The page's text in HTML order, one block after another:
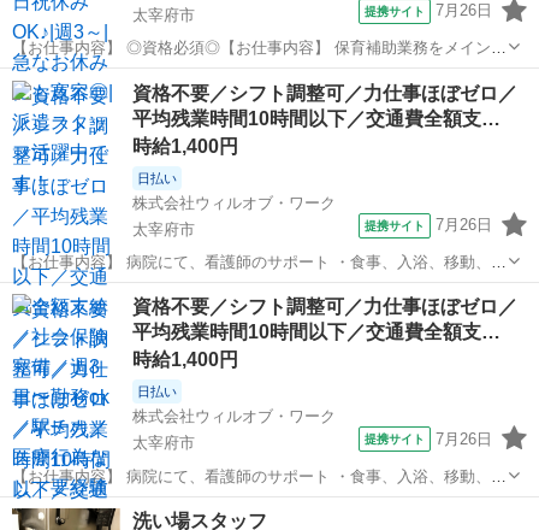
太宰府市
提携サイト 7月26日
【お仕事内容】 ◎資格必須◎【お仕事内容】 保育補助業務をメインで
お願いします！ ・食事、トイレ介助 ・連絡帳記入（慣れてからでも
OK〇） ・そうじ 【勤務時間・日数】 ・8:00～17:00 ・8:30～17:30
・9...
福岡 太宰府市 保育士
資格不要／シフト調整可／力仕事ほぼゼロ／
平均残業時間10時間以下／交通費全額支…
時給1,400円
日払い
株式会社ウィルオブ・ワーク
太宰府市
提携サイト 7月26日
【お仕事内容】 病院にて、看護師のサポート ・食事、入浴、移動、排
泄などの身体介助 ・病室のシーツ交換、清掃、環境整備 ・事務作業の
補助業務 ・伝票やカルテの運搬 ・備品、器具の確認 など 「できるか
不安・・・」 という方...
福岡 太宰府市 その他
資格不要／シフト調整可／力仕事ほぼゼロ／
平均残業時間10時間以下／交通費全額支…
時給1,400円
日払い
株式会社ウィルオブ・ワーク
太宰府市
提携サイト 7月26日
【お仕事内容】 病院にて、看護師のサポート ・食事、入浴、移動、排
泄などの身体介助 ・病室のシーツ交換、清掃、環境整備 ・事務作業の
補助業務 ・伝票やカルテの運搬 ・備品、器具の確認 など 「できるか
福岡 太宰府市 その他
洗い場スタッフ